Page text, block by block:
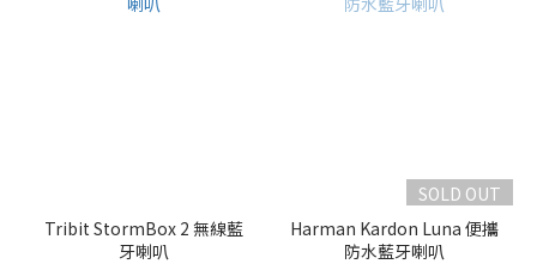
Tribit StormBox 2 無線藍
牙喇叭
SOLD OUT
Harman Kardon Luna 便攜
防水藍牙喇叭